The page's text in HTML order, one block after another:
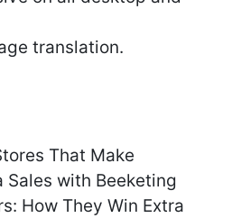
translation.
That Make
Sales with Beeketing
How They Win Extra